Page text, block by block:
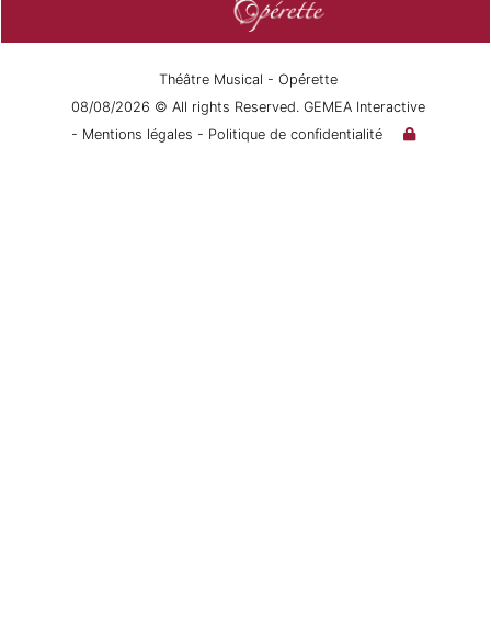
Théâtre Musical - Opérette
08/08/2026 © All rights Reserved. GEMEA Interactive
- Mentions légales - Politique de confidentialité